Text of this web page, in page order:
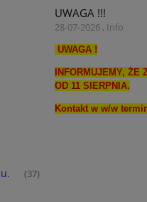
(37)
UWAGA !!!
28-07-2026 , Info
UWAGA !
INFORMUJEMY,
OD 11 SIERPNIA.
Kontakt w w/w